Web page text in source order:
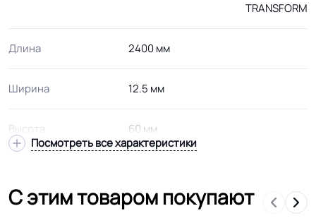
TRANSFORM
Длина 2400 мм
Ширина 12.5 мм
Высота 60 мм
квартиры / дома / офисы /
Посмотреть все характеристики
С этим товаром покупают